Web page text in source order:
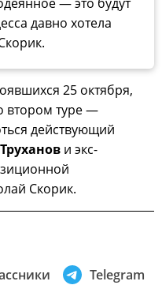
— это будут
давно хотела
25 октября,
втором туре —
действующий
и экс-
Скорик.
Telegram